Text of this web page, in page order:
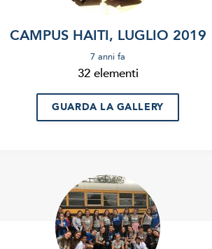
CAMPUS HAITI, LUGLIO 2019
7 anni fa
32 elementi
GUARDA LA GALLERY